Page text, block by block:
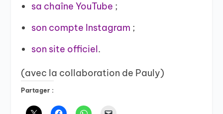
sa chaîne YouTube ;
son compte Instagram ;
son site officiel.
(avec la collaboration de Pauly)
Partager :